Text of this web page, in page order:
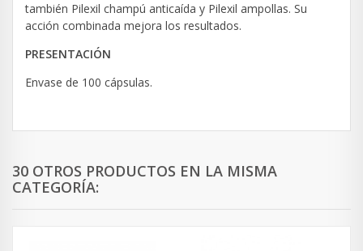
también Pilexil champú anticaída y Pilexil ampollas. Su
acción combinada mejora los resultados.
PRESENTACIÓN
Envase de 100 cápsulas.
30 OTROS PRODUCTOS EN LA MISMA
CATEGORÍA: